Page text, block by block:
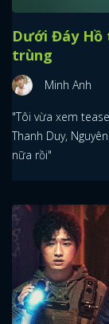
Dưới Đáy
trùng
Minh Anh
"Tôi vừa xem
Thanh Duy,
nữa rồi"